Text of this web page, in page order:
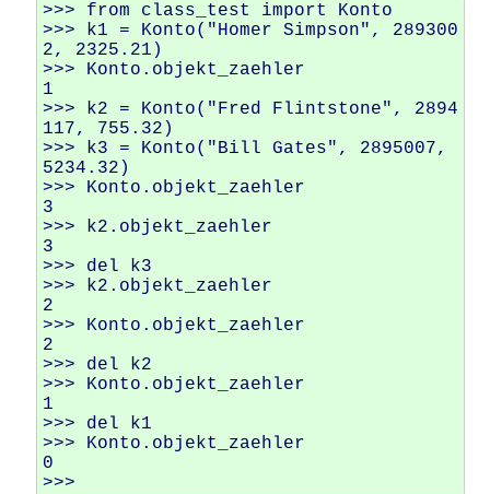
>>> from class_test import Konto
>>> k1 = Konto("Homer Simpson", 289300
2, 2325.21)
>>> Konto.objekt_zaehler
1
>>> k2 = Konto("Fred Flintstone", 2894
117, 755.32)
>>> k3 = Konto("Bill Gates", 2895007,
5234.32)
>>> Konto.objekt_zaehler
3
>>> k2.objekt_zaehler
3
>>> del k3
>>> k2.objekt_zaehler
2
>>> Konto.objekt_zaehler
2
>>> del k2
>>> Konto.objekt_zaehler
1
>>> del k1
>>> Konto.objekt_zaehler
0